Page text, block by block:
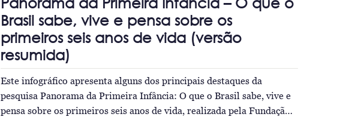
Brasil sabe, vive e pensa sobre os
primeiros seis anos de vida (versão
resumida)
Este infográfico apresenta alguns dos principais destaques da
pesquisa Panorama da Primeira Infância: O que o Brasil sabe, vive e
pensa sobre os primeiros seis anos de vida, realizada pela Fundaçã…